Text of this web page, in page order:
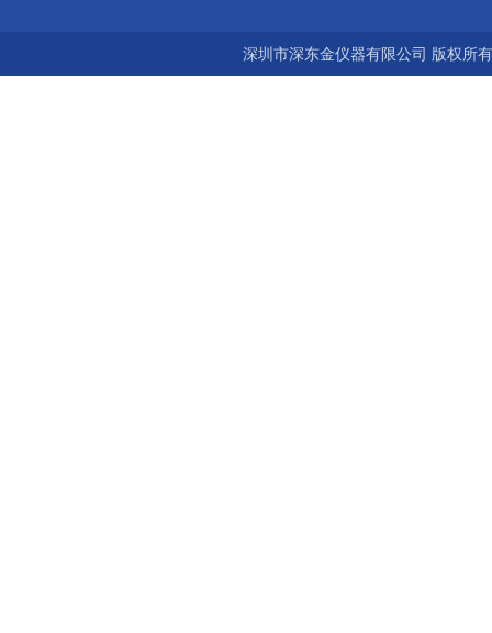
深圳市深东金仪器有限公司 版权所